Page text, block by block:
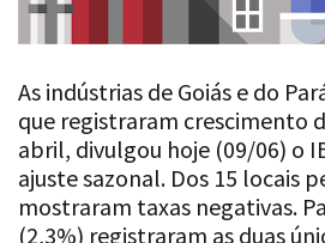
As indústrias de Goiás e do
que registraram crescimento
abril, divulgou hoje (09/06) o
ajuste sazonal. Dos 15 locais
mostraram taxas negativas.
(2,3%) registraram as duas